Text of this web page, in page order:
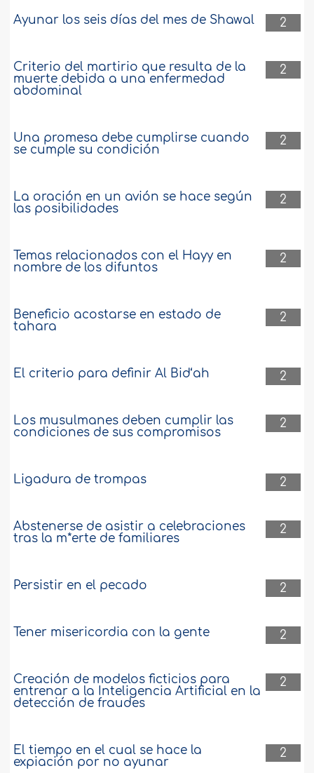
2
Ayunar los seis días del mes de Shawal
2
Criterio del martirio que resulta de la
muerte debida a una enfermedad
abdominal
2
Una promesa debe cumplirse cuando
se cumple su condición
2
La oración en un avión se hace según
las posibilidades
2
Temas relacionados con el Hayy en
nombre de los difuntos
2
Beneficio acostarse en estado de
tahara
2
El criterio para definir Al Bid‘ah
2
Los musulmanes deben cumplir las
condiciones de sus compromisos
2
Ligadura de trompas
2
Abstenerse de asistir a celebraciones
tras la m*erte de familiares
2
Persistir en el pecado
2
Tener misericordia con la gente
2
Creación de modelos ficticios para
entrenar a la Inteligencia Artificial en la
detección de fraudes
2
El tiempo en el cual se hace la
expiación por no ayunar